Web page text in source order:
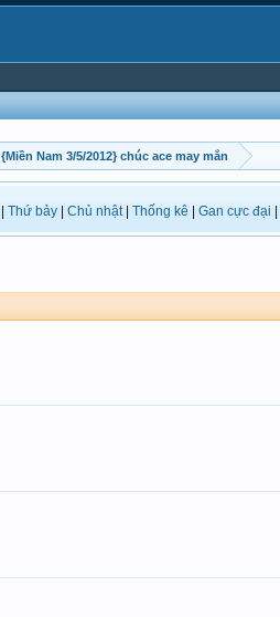
{Miền Nam 3/5/2012} chúc ace may mắn
Thứ bảy Chủ nhật| Thống kê Gan cực đại